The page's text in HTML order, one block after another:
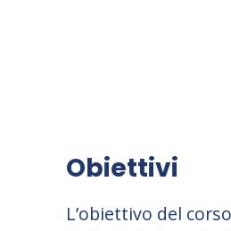
Obiettivi
L’obiettivo del